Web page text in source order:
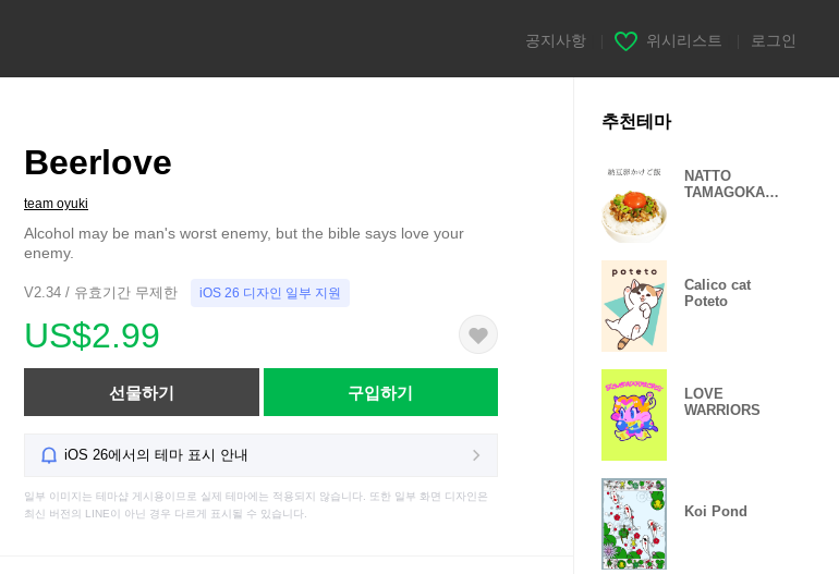
공지사항 위시리스트 로그인
Beerlove
team oyuki
Alcohol may be man's worst enemy, but the bible says love your
enemy.
V2.34 / 유효기간 무제한 iOS 26 디자인 일부 지원
US$2.99
선물하기 구입하기
iOS 26에서의 테마 표시 안내
일부 이미지는 테마샵 게시용이므로 실제 테마에는 적용되지 않습니다. 또한 일부 화면 디자인은
최신 버전의 LINE이 아닌 경우 다르게 표시될 수 있습니다.
추천테마
NATTO
TAMAGOKAKE
Calico cat
Poteto
LOVE
WARRIORS
Koi Pond